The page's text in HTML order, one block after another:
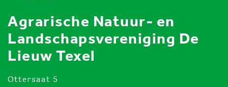
Agrarische Natuur- en
Landschapsvereniging De
Lieuw Texel
Ottersaat 5